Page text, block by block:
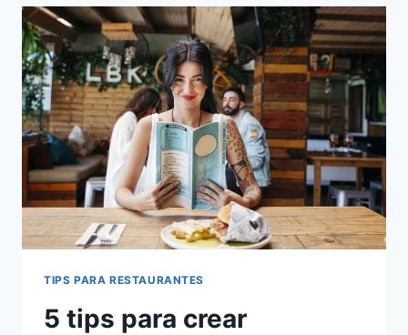
DE
TUS
CLIENTES
PARA
MEJORAR
LA
RENTABILIDAD
DE
TU
RESTAURANTE?
TIPS PARA RESTAURANTES
5 tips para crear